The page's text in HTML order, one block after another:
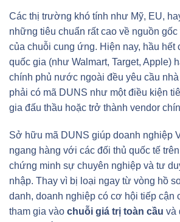
Các thị trường khó tính như Mỹ, EU,
những tiêu chuẩn rất cao về nguồn
của chuỗi cung ứng. Hiện nay, hầu hết
quốc gia (như Walmart, Target, Apple)
chính phủ nước ngoài đều yêu cầu
phải có mã DUNS như một điều kiện
gia đấu thầu hoặc trở thành vendor
Sở hữu mã DUNS giúp doanh nghiệp
ngang hàng với các đối thủ quốc tế
chứng minh sự chuyên nghiệp và tư
nhập. Thay vì bị loại ngay từ vòng hồ
danh, doanh nghiệp có cơ hội tiếp cận
tham gia vào chuỗi giá trị toàn cầu và